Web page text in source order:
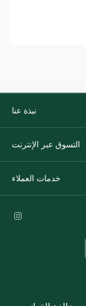
نبذة عنا
التسوق عبر الإنترنت
خدمات العملاء